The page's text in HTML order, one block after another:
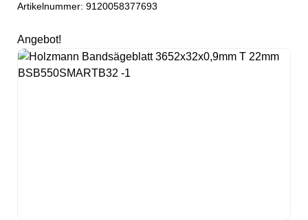
Artikelnummer: 9120058377693
Angebot!